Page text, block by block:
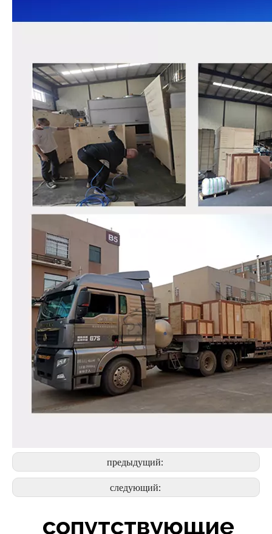
предыдущий:
следующий:
сопутствующие